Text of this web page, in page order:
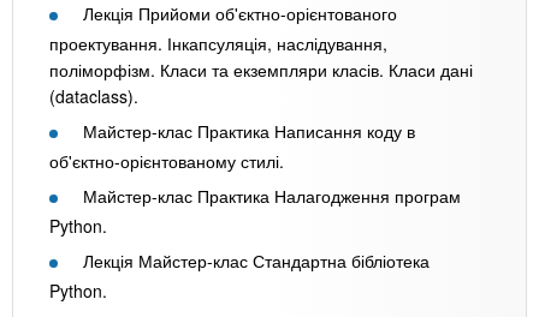
Лекція Прийоми об'єктно-орієнтованого
проектування. Інкапсуляція, наслідування,
поліморфізм. Класи та екземпляри класів. Класи дані
(dataclass).
Майстер-клас Практика Написання коду в
об'єктно-орієнтованому стилі.
Майстер-клас Практика Налагодження програм
Python.
Лекція Майстер-клас Стандартна бібліотека
Python.